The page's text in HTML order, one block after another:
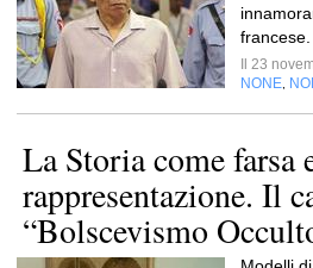
francese.
Il 23
NONE
La Storia come farsa
rappresentazione. Il
“Bolscevismo